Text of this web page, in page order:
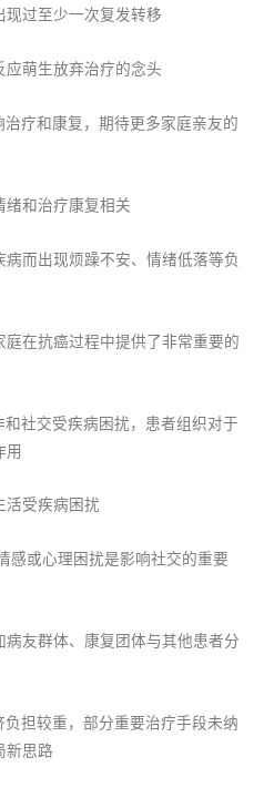
现过至少一次复发转移
应萌生放弃治疗的念头
疗和康复，期待更多家庭亲友的
绪和治疗康复相关
而出现烦躁不安、情绪低落等负
在抗癌过程中提供了非常重要的
社交受疾病困扰，患者组织对于
用
活受疾病困扰
感或心理困扰是影响社交的重要
友群体、康复团体与其他患者分
担较重，部分重要治疗手段未纳
新思路